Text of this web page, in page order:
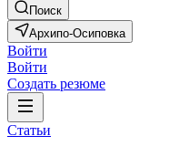
Поиск
Архипо-Осиповка
Войти
Войти
Создать резюме
Статьи